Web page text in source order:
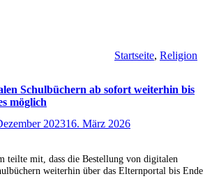
Startseite, Religion
Schulbüchern ab sofort weiterhin bis
möglich
202316. März 2026
teilte mit, dass die Bestellung von digitalen
weiterhin über das Elternportal bis Ende